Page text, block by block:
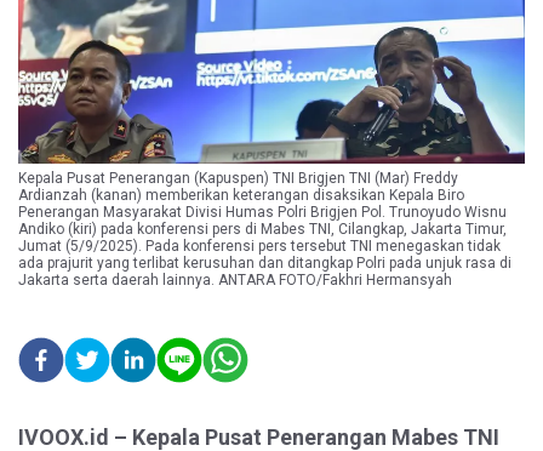
Kepala Pusat Penerangan (Kapuspen) TNI Brigjen TNI (Mar) Freddy
Ardianzah (kanan) memberikan keterangan disaksikan Kepala Biro
Penerangan Masyarakat Divisi Humas Polri Brigjen Pol. Trunoyudo Wisnu
Andiko (kiri) pada konferensi pers di Mabes TNI, Cilangkap, Jakarta Timur,
Jumat (5/9/2025). Pada konferensi pers tersebut TNI menegaskan tidak
ada prajurit yang terlibat kerusuhan dan ditangkap Polri pada unjuk rasa di
Jakarta serta daerah lainnya. ANTARA FOTO/Fakhri Hermansyah
IVOOX.id – Kepala Pusat Penerangan Mabes TNI